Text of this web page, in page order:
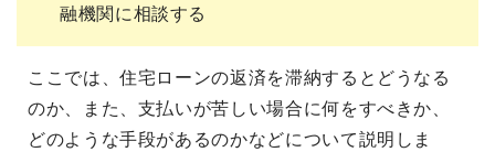
融機関に相談する
ここでは、住宅ローンの返済を滞納するとどうなる
のか、また、支払いが苦しい場合に何をすべきか、
どのような手段があるのかなどについて説明しま